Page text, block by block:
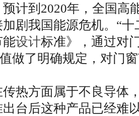
计到2020年，全国高
剧我国能源危机。“
能设计标准》，通过对
做了明确规定，对门
方面属于不良导体
台后这种产品已经难